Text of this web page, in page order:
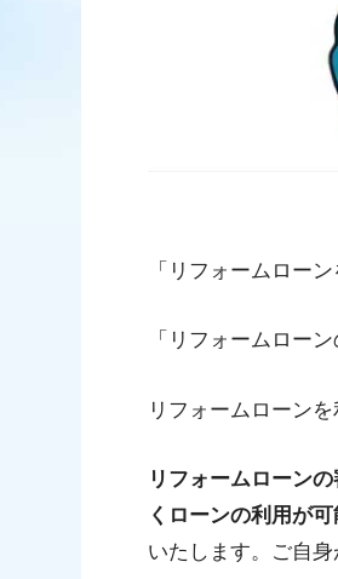
「リフォームロー
「リフォームロー
リフォームローン
リフォームローン
くローンの利用が可
いたします。ご自